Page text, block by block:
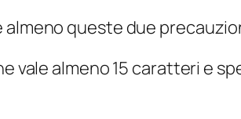
queste due
vale almeno 15 caratteri e